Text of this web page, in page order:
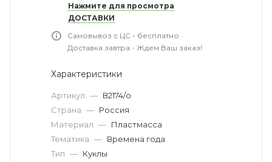
Нажмите для просмотра
ДОСТАВКИ
Самовывоз с ЦС - бесплатно
Доставка завтра - Ждем Ваш заказ!
Характеристики
Артикул — В2174/о
Страна — Россия
Материал — Пластмасса
Тематика — Времена года
Тип — Куклы